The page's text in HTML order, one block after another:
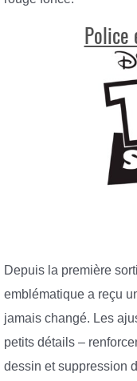
Police
Depuis la première
emblématique a reçu
jamais changé. Les
petits détails –
dessin et suppression